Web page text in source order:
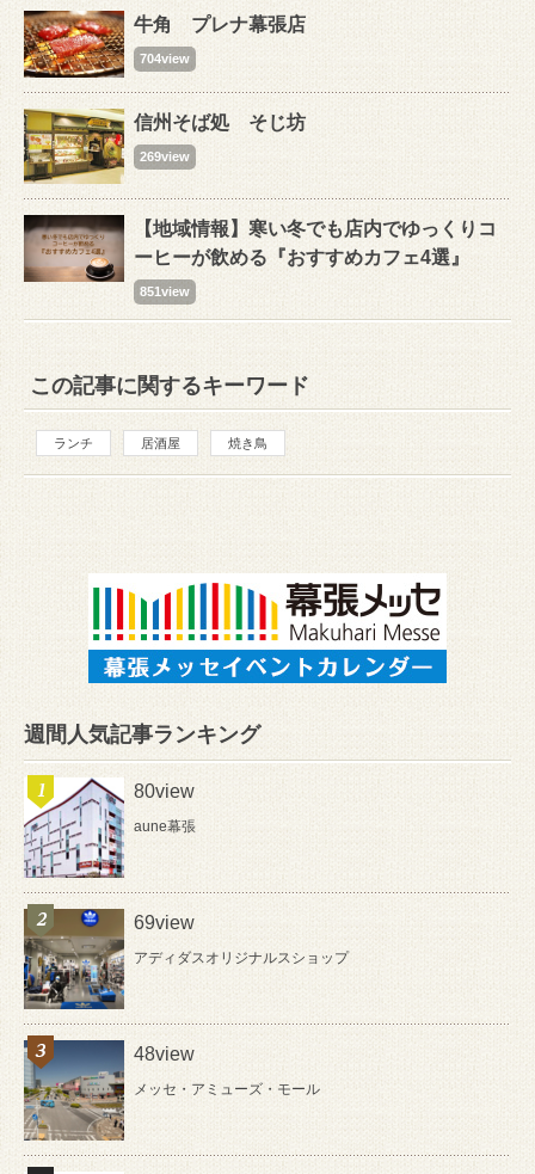
牛角 プレナ幕張店
704view
信州そば処 そじ坊
269view
【地域情報】寒い冬でも店内でゆっくりコ
ーヒーが飲める『おすすめカフェ4選』
851view
この記事に関するキーワード
ランチ 居酒屋 焼き鳥
週間人気記事ランキング
80view
aune幕張
69view
アディダスオリジナルスショップ
48view
メッセ・アミューズ・モール